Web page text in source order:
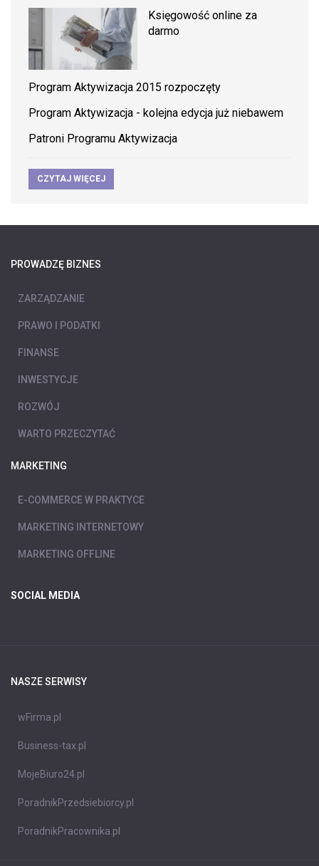
Księgowość online za
darmo
Program Aktywizacja 2015 rozpoczęty
Program Aktywizacja - kolejna edycja już niebawem
Patroni Programu Aktywizacja
CZYTAJ WIĘCEJ
PROWADZĘ BIZNES
ZARZĄDZANIE
PRAWO I PODATKI
FINANSE
INWESTYCJE
ROZWÓJ
WARTO PRZECZYTAĆ
MARKETING
E-COMMERCE W PRAKTYCE
MARKETING INTERNETOWY
MARKETING OFFLINE
SOCIAL MEDIA
NASZE SERWISY
wFirma.pl
Business-tax.pl
MojeBiuro24.pl
PoradnikPrzedsiebiorcy.pl
PoradnikPracownika.pl